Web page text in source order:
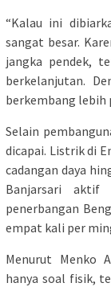
“Kalau ini
sangat besar.
jangka pendek,
berkelanjutan.
berkembang lebih
Selain
dicapai. Listrik di
cadangan daya
Banjarsari aktif
penerbangan
empat kali per
Menurut Menko
hanya soal fisik,